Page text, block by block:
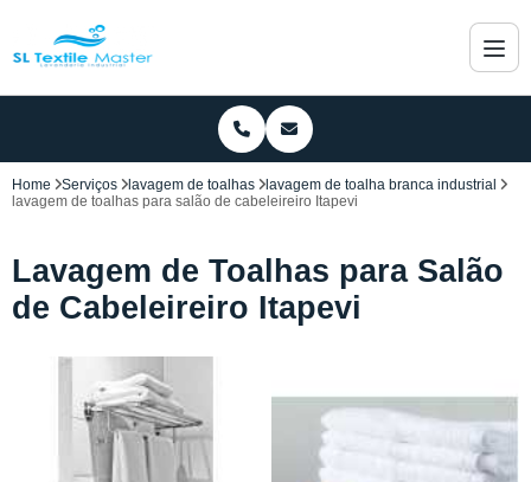
Home Serviços lavagem de toalhas
lavagem de toalha branca industrial
lavagem de toalhas para salão de cabeleireiro Itapevi
Lavagem de Toalhas para Salão
de Cabeleireiro Itapevi